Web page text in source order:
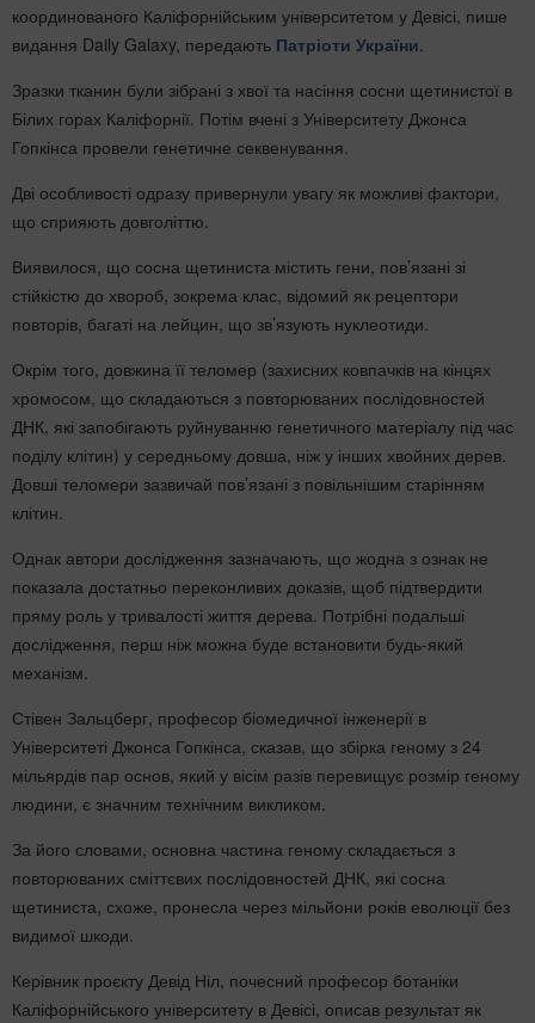
координованого Каліфорнійським університетом у Девісі, пише
видання Daily Galaxy, передають Патріоти України
Зразки тканин були зібрані з хвої та насіння сосни щетинистої в
Білих горах Каліфорнії. Потім вчені з Університету Джонса
Гопкінса провели генетичне секвенування.
Дві особливості одразу привернули увагу як можливі фактори,
що сприяють довголіттю.
Виявилося, що сосна щетиниста містить гени, пов’язані зі
стійкістю до хвороб, зокрема клас, відомий як рецептори
повторів, багаті на лейцин, що зв’язують нуклеотиди.
Окрім того, довжина її теломер (захисних ковпачків на кінцях
хромосом, що складаються з повторюваних послідовностей
ДНК, які запобігають руйнуванню генетичного матеріалу під час
поділу клітин) у середньому довша, ніж у інших хвойних дерев.
Довші теломери зазвичай пов’язані з повільнішим старінням
клітин.
Однак автори дослідження зазначають, що жодна з ознак не
показала достатньо переконливих доказів, щоб підтвердити
пряму роль у тривалості життя дерева. Потрібні подальші
дослідження, перш ніж можна буде встановити будь-який
механізм.
Стівен Зальцберг, професор біомедичної інженерії в
Університеті Джонса Гопкінса, сказав, що збірка геному з 24
мільярдів пар основ, який у вісім разів перевищує розмір геному
людини, є значним технічним викликом.
За його словами, основна частина геному складається з
повторюваних сміттєвих послідовностей ДНК, які сосна
щетиниста, схоже, пронесла через мільйони років еволюції без
видимої шкоди.
Керівник проєкту Девід Ніл, почесний професор ботаніки
Каліфорнійського університету в Девісі, описав результат як